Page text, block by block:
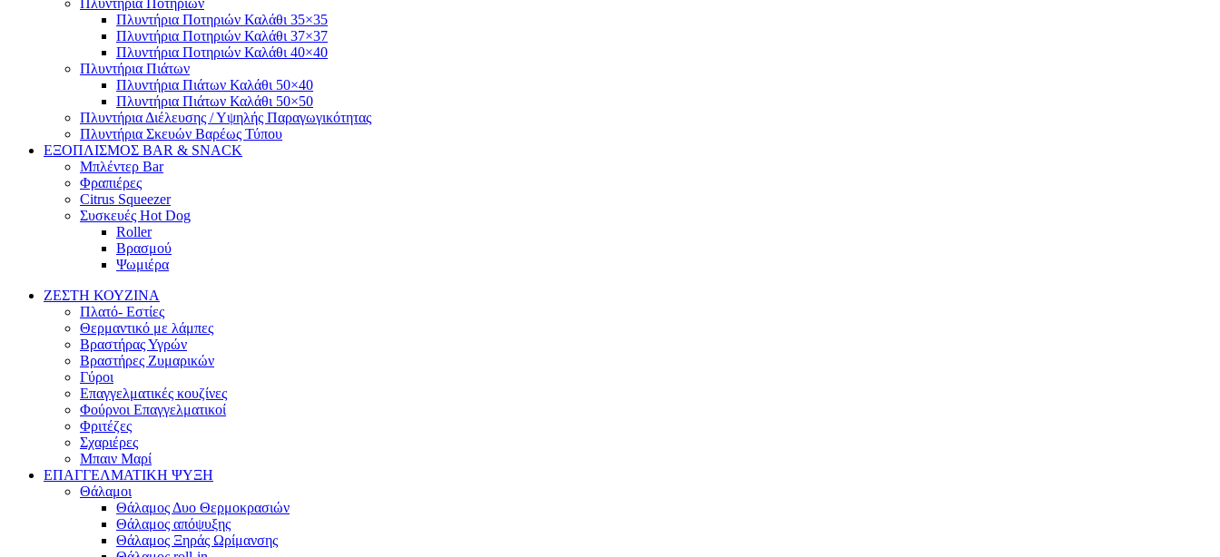
Πλυντήρια Ποτηριών
Πλυντήρια Ποτηριών Καλάθι 35×35
Πλυντήρια Ποτηριών Καλάθι 37×37
Πλυντήρια Ποτηριών Καλάθι 40×40
Πλυντήρια Πιάτων
Πλυντήρια Πιάτων Καλάθι 50×40
Πλυντήρια Πιάτων Καλάθι 50×50
Πλυντήρια Διέλευσης / Υψηλής Παραγωγικότητας
Πλυντήρια Σκευών Βαρέως Τύπου
ΕΞΟΠΛΙΣΜΟΣ BAR & SNACK
Μπλέντερ Bar
Φραπιέρες
Citrus Squeezer
Συσκευές Hot Dog
Roller
Βρασμού
Ψωμιέρα
ΖΕΣΤΗ ΚΟΥΖΙΝΑ
Πλατό- Εστίες
Θερμαντικό με λάμπες
Βραστήρας Υγρών
Βραστήρες Ζυμαρικών
Γύροι
Επαγγελματικές κουζίνες
Φούρνοι Επαγγελματικοί
Φριτέζες
Σχαριέρες
Μπαιν Μαρί
ΕΠΑΓΓΕΛΜΑΤΙΚΗ ΨΥΞΗ
Θάλαμοι
Θάλαμος Δυο Θερμοκρασιών
Θάλαμος απόψυξης
Θάλαμος Ξηράς Ωρίμανσης